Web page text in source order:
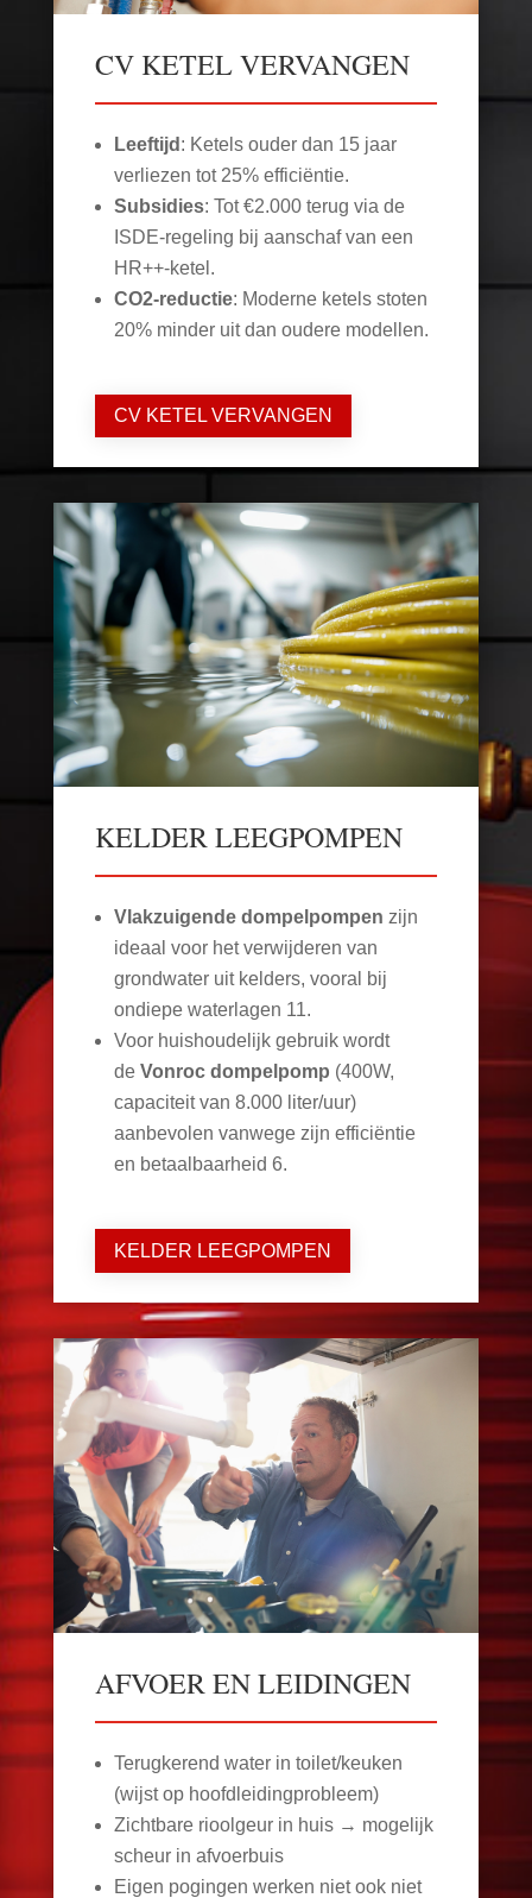
CV KETEL VERVANGEN
Leeftijd : Ketels ouder dan 15 jaar
verliezen tot 25% efficiëntie.
Subsidies: Tot €2.000 terug via de
ISDE-regeling bij aanschaf van een
HR++-ketel.
CO2-reductie: Moderne ketels stoten
20% minder uit dan oudere modellen.
CV KETEL VERVANGEN
KELDER LEEGPOMPEN
Vlakzuigende dompelpompen zijn
ideaal voor het verwijderen van
grondwater uit kelders, vooral bij
ondiepe waterlagen 11.
Voor huishoudelijk gebruik wordt
de Vonroc dompelpomp (400W,
capaciteit van 8.000 liter/uur)
aanbevolen vanwege zijn efficiëntie
en betaalbaarheid 6.
KELDER LEEGPOMPEN
AFVOER EN LEIDINGEN
Terugkerend water in toilet/keuken
(wijst op hoofdleidingprobleem)
Zichtbare rioolgeur in huis → mogelijk
scheur in afvoerbuis
Eigen pogingen werken niet ook niet